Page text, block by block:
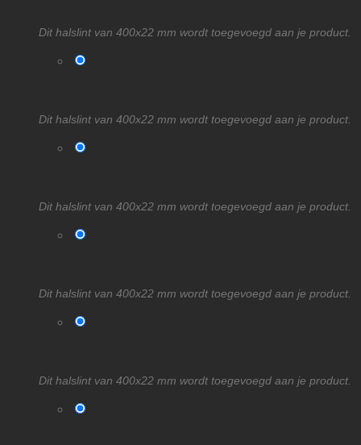
Dit halslint van 400x22 mm wordt toegevoegd aan je product.
Dit halslint van 400x22 mm wordt toegevoegd aan je product.
Dit halslint van 400x22 mm wordt toegevoegd aan je product.
Dit halslint van 400x22 mm wordt toegevoegd aan je product.
Dit halslint van 400x22 mm wordt toegevoegd aan je product.